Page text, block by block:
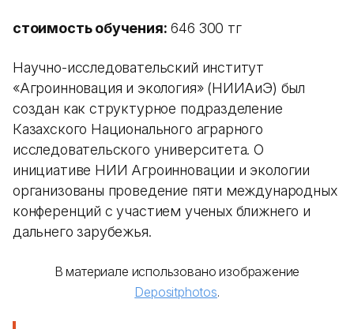
стоимость обучения: 646 300 тг
Научно-исследовательский институт
«Агроинновация и экология» (НИИАиЭ) был
создан как структурное подразделение
Казахского Национального аграрного
исследовательского университета. О
инициативе НИИ Агроинновации и экологии
организованы проведение пяти международных
конференций с участием ученых ближнего и
дальнего зарубежья.
В материале использовано изображение
Depositphotos.